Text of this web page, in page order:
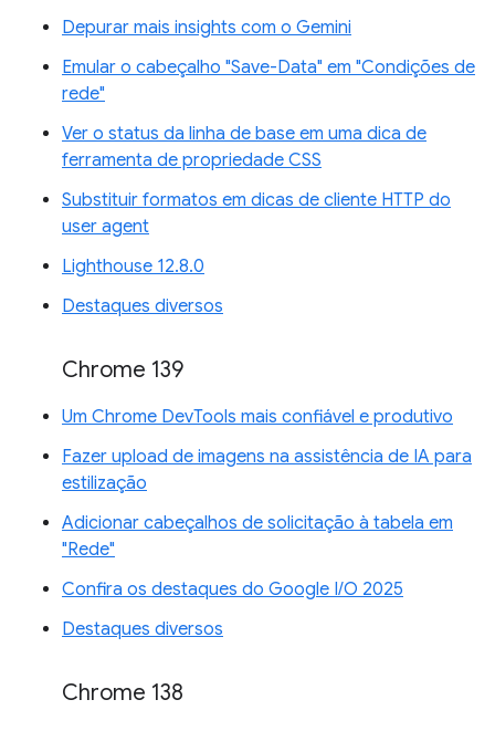
Depurar mais insights com o Gemini
Emular o cabeçalho "Save-Data" em "Condições de
rede"
Ver o status da linha de base em uma dica de
ferramenta de propriedade CSS
Substituir formatos em dicas de cliente HTTP do
user agent
Lighthouse 12.8.0
Destaques diversos
Chrome 139
Um Chrome DevTools mais confiável e produtivo
Fazer upload de imagens na assistência de IA para
estilização
Adicionar cabeçalhos de solicitação à tabela em
"Rede"
Confira os destaques do Google I/O 2025
Destaques diversos
Chrome 138